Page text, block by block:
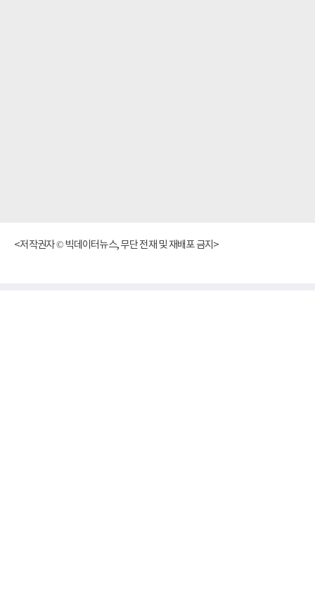
<저작권자 © 빅데이터뉴스, 무단 전재 및 재배포 금지>